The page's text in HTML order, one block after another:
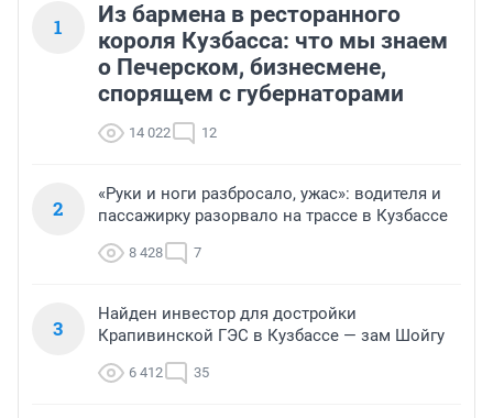
1
Из бармена в ресторанного
короля Кузбасса: что мы знаем
о Печерском, бизнесмене,
спорящем с губернаторами
14 022 12
2
«Руки и ноги разбросало, ужас»: водителя и
пассажирку разорвало на трассе в Кузбассе
8 428 7
3
Найден инвестор для достройки
Крапивинской ГЭС в Кузбассе — зам Шойгу
6 412 35